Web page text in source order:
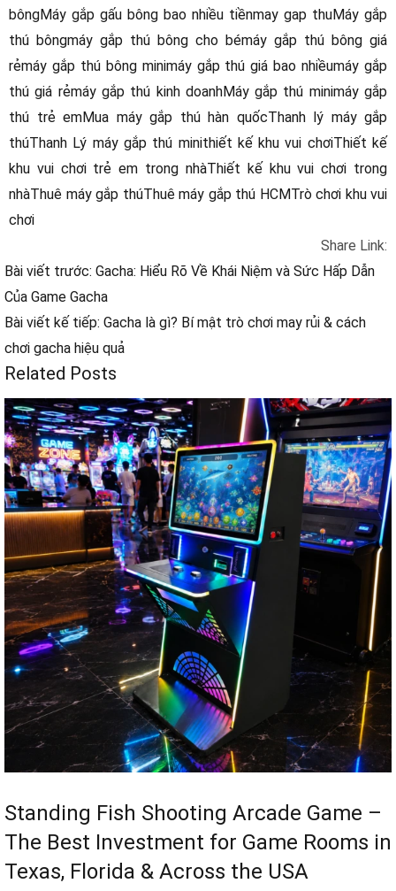
bôngMáy gắp gấu bông bao nhiều tiềnmay gap thuMáy gắp
thú bôngmáy gắp thú bông cho bémáy gắp thú bông giá
rẻmáy gắp thú bông minimáy gắp thú giá bao nhiềumáy gắp
thú giá rẻmáy gắp thú kinh doanhMáy gắp thú minimáy gắp
thú trẻ emMua máy gắp thú hàn quốcThanh lý máy gắp
thúThanh Lý máy gắp thú minithiết kế khu vui chơiThiết kế
khu vui chơi trẻ em trong nhàThiết kế khu vui chơi trong
nhàThuê máy gắp thúThuê máy gắp thú HCMTrò chơi khu vui
chơi
Share Link:
Bài viết trước: Gacha: Hiểu Rõ Về Khái Niệm và Sức Hấp Dẫn
Của Game Gacha
Bài viết kế tiếp: Gacha là gì? Bí mật trò chơi may rủi & cách
chơi gacha hiệu quả
Related Posts
Standing Fish Shooting Arcade Game –
The Best Investment for Game Rooms in
Texas, Florida & Across the USA